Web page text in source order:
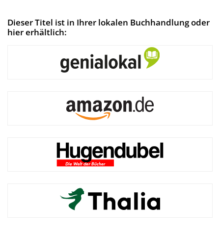
Dieser Titel ist in Ihrer lokalen Buchhandlung oder
hier erhältlich: